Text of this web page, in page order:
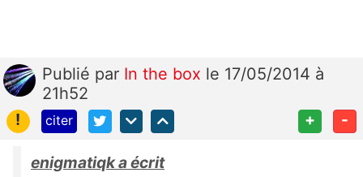
Publié par In the box le 17/05/2014 à
21h52
!
citer + -
enigmatiqk a écrit